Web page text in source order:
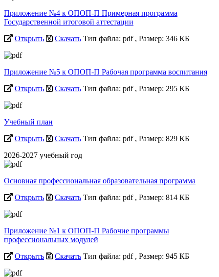
Приложение №4 к ОПОП-П Примерная программа
Государственной итоговой аттестации
Открыть
Скачать Тип файла: pdf , Размер: 346 КБ
Приложение №5 к ОПОП-П Рабочая программа воспитания
Открыть
Скачать Тип файла: pdf , Размер: 295 КБ
Учебный план
Открыть
Скачать Тип файла: pdf , Размер: 829 КБ
2026-2027 учебный год
Основная профессиональная образовательная программа
Открыть
Скачать Тип файла: pdf , Размер: 814 КБ
Приложение №1 к ОПОП-П Рабочие программы
профессиональных модулей
Открыть
Скачать Тип файла: pdf , Размер: 945 КБ